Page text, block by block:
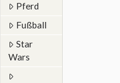
Pferd
Fußball
Star
Wars